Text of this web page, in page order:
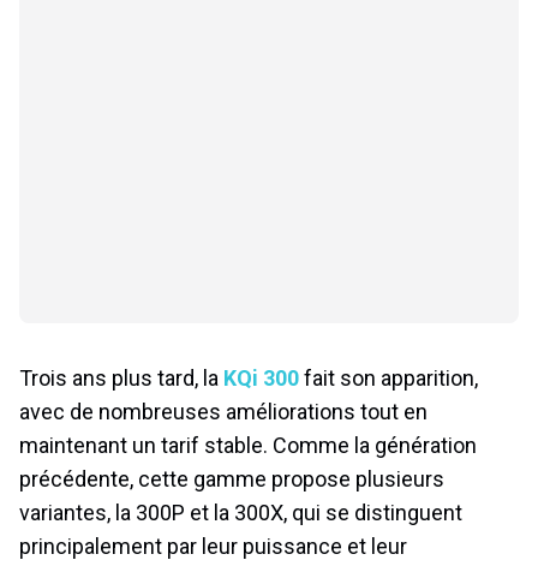
Trois ans plus tard, la KQi 300fait son apparition,
avec de nombreuses améliorations tout en
maintenant un tarif stable. Comme la génération
précédente, cette gamme propose plusieurs
variantes, la 300P et la 300X, qui se distinguent
principalement par leur puissance et leur